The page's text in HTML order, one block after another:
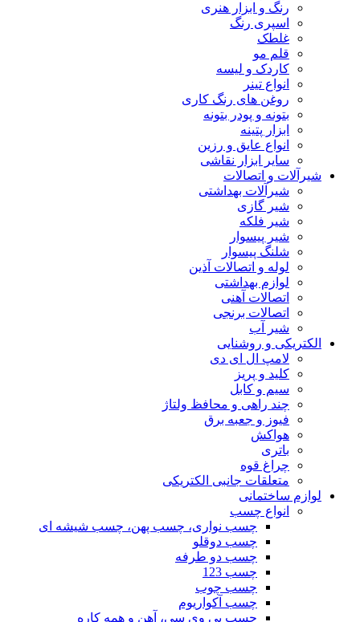
رنگ و ابزار هنری
اسپری رنگ
غلطک
قلم مو
کاردک و لیسه
انواع تینر
روغن های رنگ کاری
بتونه و پودر بتونه
ابزار پتینه
انواع عایق و رزین
سایر ابزار نقاشی
شیرآلات و اتصالات
شیرآلات بهداشتی
شیر گازی
شیر فلکه
شیر پیسوار
شلنگ پیسوار
لوله و اتصالات آذین
لوازم بهداشتی
اتصالات آهنی
اتصالات برنجی
شیر آب
الکتریکی و روشنایی
لامپ ال ای دی
کلید و پریز
سیم و کابل
چند راهی و محافظ ولتاژ
فیوز و جعبه برق
هواکش
باتری
چراغ قوه
متعلقات جانبی الکتریکی
لوازم ساختمانی
انواع چسب
چسب نواری، چسب پهن، چسب شیشه ای
چسب دوقلو
چسب دو طرفه
چسب 123
چسب چوب
چسب آکواریوم
چسب پی وی سی، آهن و همه کاره